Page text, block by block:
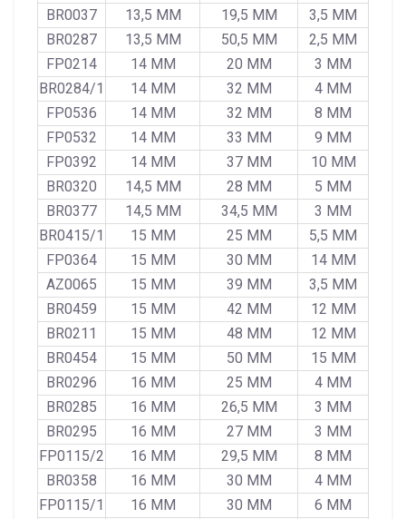
BR0037
13,5 MM 19,5 MM
3,5 MM
BR0287
13,5 MM 50,5 MM
2,5 MM
FP0214
14 MM 20 MM
3 MM
BR0284/1
14 MM 32 MM
4 MM
FP0536
14 MM 32 MM
8 MM
FP0532
14 MM 33 MM
9 MM
FP0392
14 MM 37 MM
10 MM
BR0320
14,5 MM 28 MM
5 MM
BR0377
14,5 MM 34,5 MM
3 MM
BR0415/1
15 MM 25 MM
5,5 MM
FP0364
15 MM 30 MM
14 MM
AZ0065
15 MM 39 MM
3,5 MM
BR0459
15 MM 42 MM
12 MM
BR0211
15 MM 48 MM
12 MM
BR0454
15 MM 50 MM
15 MM
BR0296
16 MM 25 MM
4 MM
BR0285
16 MM 26,5 MM
3 MM
BR0295
16 MM 27 MM
3 MM
FP0115/2
16 MM 29,5 MM
8 MM
BR0358
16 MM 30 MM
4 MM
FP0115/1
16 MM 30 MM
6 MM